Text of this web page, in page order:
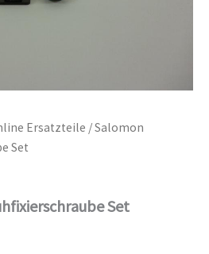
Ersatzteile / Salomon
Set
Set